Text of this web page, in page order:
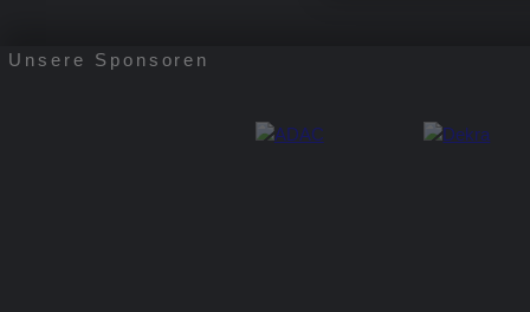
Unsere Sponsoren